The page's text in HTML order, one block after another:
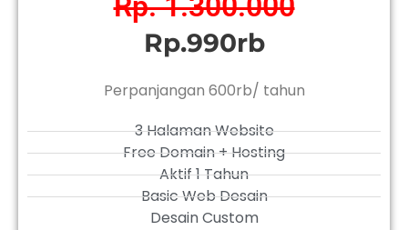
Rp.990rb
Perpanjangan 600rb/ tahun
3 Halaman Website
Free Domain + Hosting
Aktif 1 Tahun
Basic Web Desain
Desain Custom